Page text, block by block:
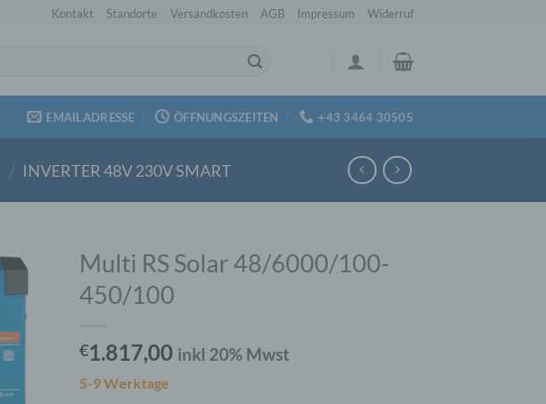
Kontakt Standorte Versandkosten AGB Impressum Widerruf
EMAILADRESSE ÖFFNUNGSZEITEN +43 3464 30505
/ INVERTER 48V 230V SMART
Multi RS Solar 48/6000/100-
450/100
€1.817,00 inkl 20% Mwst
5-9 Werktage